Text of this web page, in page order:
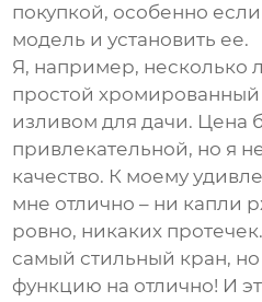
покупкой, особенно
модель и установить ее.
Я, например, несколько
простой
изливом для дачи. Цена
привлекательной, но я
качество. К моему
мне отлично – ни капли
ровно, никаких
самый стильный кран,
функцию на отлично! И